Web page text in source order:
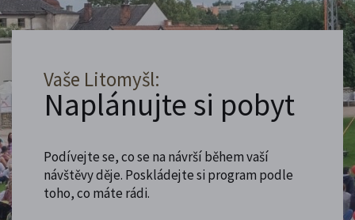
Vaše Litomyšl:
Naplánujte si pobyt
Podívejte se, co se na návrší během vaší
návštěvy děje. Poskládejte si program podle
toho, co máte rádi.